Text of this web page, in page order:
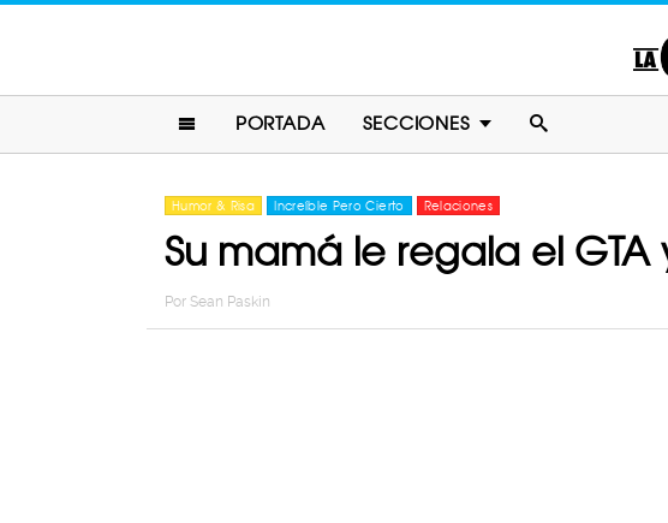
PORTADA SECCIONES
Humor & Risa Increíble Pero Cierto Relaciones
Su mamá le regala el
Por Sean Paskin